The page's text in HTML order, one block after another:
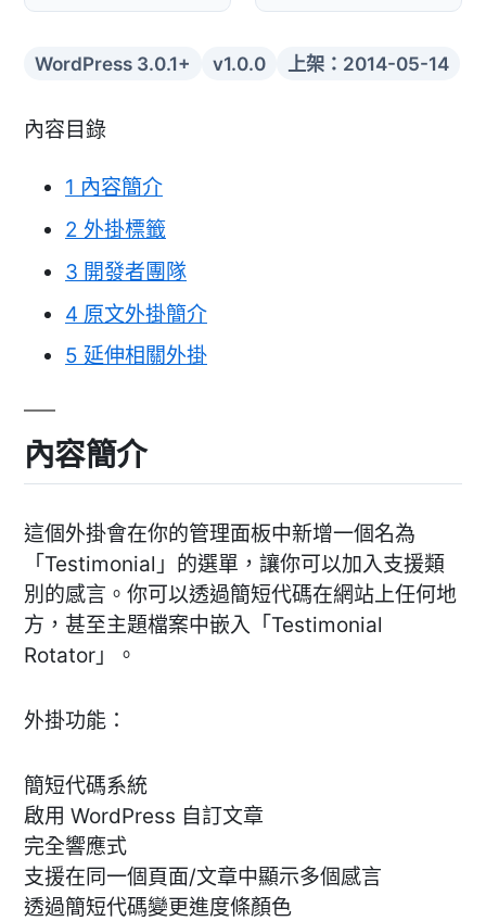
WordPress 3.0.1+ v1.0.0 上架：2014-05-14
內容目錄
1 內容簡介
2 外掛標籤
3 開發者團隊
4 原文外掛簡介
5 延伸相關外掛
內容簡介
這個外掛會在你的管理面板中新增一個名為
「Testimonial」的選單，讓你可以加入支援類
別的感言。你可以透過簡短代碼在網站上任何地
方，甚至主題檔案中嵌入「Testimonial
Rotator」。
外掛功能：
簡短代碼系統
啟用 WordPress 自訂文章
完全響應式
支援在同一個頁面/文章中顯示多個感言
透過簡短代碼變更進度條顏色